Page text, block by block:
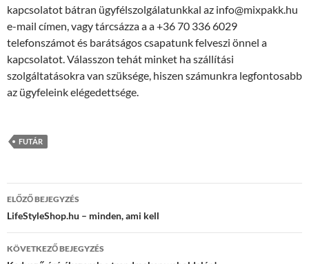
kapcsolatot bátran ügyfélszolgálatunkkal az info@mixpakk.hu
e-mail címen, vagy tárcsázza a a +36 70 336 6029
telefonszámot és barátságos csapatunk felveszi önnel a
kapcsolatot. Válasszon tehát minket ha szállítási
szolgáltatásokra van szüksége, hiszen számunkra legfontosabb
az ügyfeleink elégedettsége.
FUTÁR
Bejegyzések
navigációja
ELŐZŐ BEJEGYZÉS
LifeStyleShop.hu – minden, ami kell
KÖVETKEZŐ BEJEGYZÉS